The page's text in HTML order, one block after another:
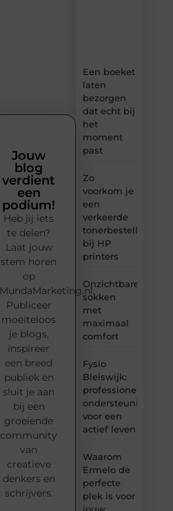
Een boeket
laten
bezorgen
dat echt bij
het
moment
past
Zo
voorkom je
een
verkeerde
tonerbestelling
bij HP
printers
Onzichtbare
sokken
met
maximaal
comfort
Fysio
Bleiswijk:
professionele
ondersteuning
voor een
actief leven
Waarom
Ermelo de
perfecte
plek is voor
Jouw
blog
verdient
een
podium!
Heb jij iets
te delen?
Laat jouw
stem horen
op
MundaMarketing.nl.
Publiceer
moeiteloos
je blogs,
inspireer
een breed
publiek en
sluit je aan
bij een
groeiende
community
van
creatieve
denkers en
schrijvers.